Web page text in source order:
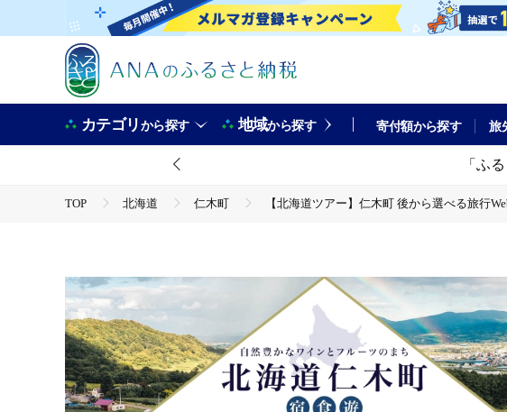
カテゴリから探す 地域から探す 寄付額から探す 旅
「ふ
TOP 北海道 仁木町
【北海道ツアー】仁木町 後から選べる旅行
【北海道ツアー】仁木町 後から選べる旅行Webカタログで使える！ 旅行クーポン
Tourism Association]